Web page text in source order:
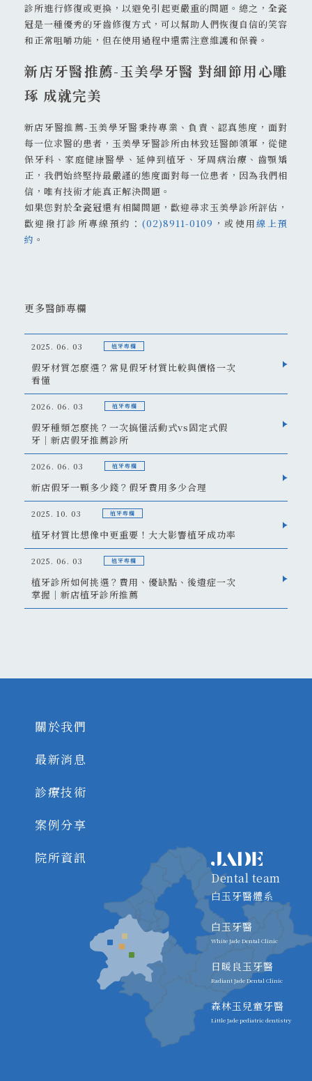
診所進行修復或更換，以避免引起更嚴重的問題。總之， 全瓷
冠是一種優秀的牙齒修復方式，可以幫助人們恢復自信的笑容
和正常咀嚼功能，但在使用過程中還需注意維護和保養。
新店牙醫推薦-玉美學牙醫 對細節用心雕
琢 成就完美
新店牙醫推薦-玉美學牙醫秉持專業、負責、認真態度，面對
每一位求醫的患者，玉美學牙醫診所由林致廷醫師領軍，從健
保牙科、家庭健康醫學、延伸到植牙、牙周病治療、齒顎矯
正，我們始終堅持最嚴謹的態度面對每一位患者，因為我們相
信，唯有技術才能真正解決問題。
如果您對於全瓷冠還有相關問題，歡迎尋求玉美學診所評估，
歡迎撥打診所專線預約： (02)8911-0109 ，或使用線上預
約 。
更多醫師專欄
2025. 06. 03 植牙專欄
假牙材質怎麼選？常見假牙材質比較與價格一次
看懂
2026. 06. 03 植牙專欄
假牙種類怎麼挑？一次搞懂活動式vs固定式假
牙｜新店假牙推薦診所
2026. 06. 03 植牙專欄
新店假牙一顆多少錢？假牙費用多少合理
2025. 10. 03 植牙專欄
植牙材質比想像中更重要！大大影響植牙成功率
2025. 06. 03 植牙專欄
植牙診所如何挑選？費用、優缺點、後遺症一次
掌握｜新店植牙診所推薦
關於我們
最新消息
診療技術
案例分享
院所資訊
Dental team
白玉牙醫體系
白玉牙醫
White Jade Dental Clinic
日暖良玉牙醫
Radiant Jade Dental Clinic
森林玉兒童牙醫
Little Jade pediatric dentistry